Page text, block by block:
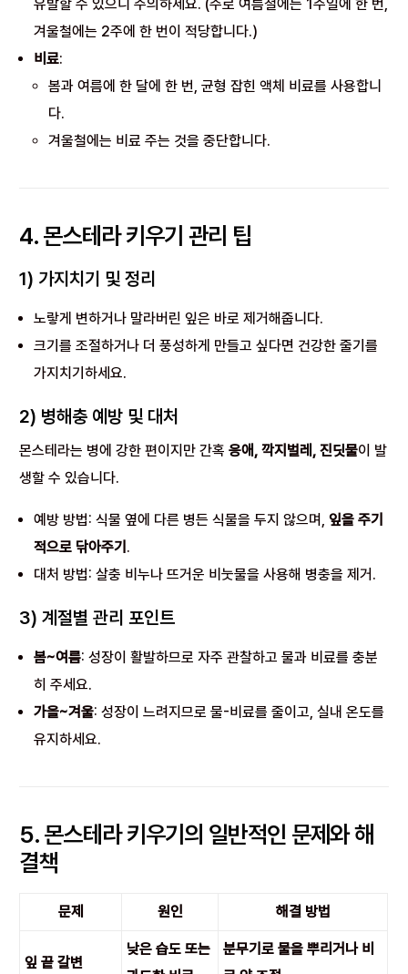
유발할 수 있으니 주의하세요. (주로 여름철에는 1주일에 한 번,
겨울철에는 2주에 한 번이 적당합니다.)
비료:
봄과 여름에 한 달에 한 번, 균형 잡힌 액체 비료를 사용합니
다.
겨울철에는 비료 주는 것을 중단합니다.
4. 몬스테라 키우기 관리 팁
1) 가지치기 및 정리
노랗게 변하거나 말라버린 잎은 바로 제거해줍니다.
크기를 조절하거나 더 풍성하게 만들고 싶다면 건강한 줄기를
가지치기하세요.
2) 병해충 예방 및 대처
몬스테라는 병에 강한 편이지만 간혹응애, 깍지벌레, 진딧물이 발
생할 수 있습니다.
예방 방법: 식물 옆에 다른 병든 식물을 두지 않으며,잎을 주기
적으로 닦아주기 .
대처 방법: 살충 비누나 뜨거운 비눗물을 사용해 병충을 제거.
3) 계절별 관리 포인트
봄~여름: 성장이 활발하므로 자주 관찰하고 물과 비료를 충분
히 주세요.
가을~겨울: 성장이 느려지므로 물-비료를 줄이고, 실내 온도를
유지하세요.
5. 몬스테라 키우기의 일반적인 문제와 해
결책
문제 원인 해결 방법
잎 끝 갈변
낮은 습도 또는
분무기로 물을 뿌리거나 비